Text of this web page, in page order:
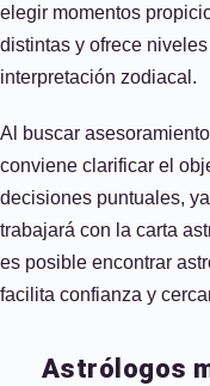
elegir momentos
distintas y ofrece
interpretación zodiacal.
Al buscar
conviene clarificar el
decisiones puntuales,
trabajará con la carta
es posible encontrar
facilita confianza y
Astrólogos